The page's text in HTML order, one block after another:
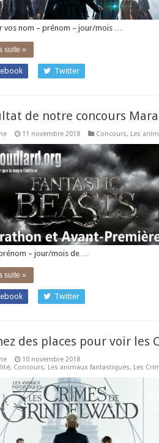
vos nom – prénom – jour/mois …
suite »
Twitter
de notre concours
11 novembre 2018 Concours, Les
– jour/mois de …
suite »
Twitter
des places pour voir les
10 novembre 2018
, Concours, Les animaux fantastiques, Les